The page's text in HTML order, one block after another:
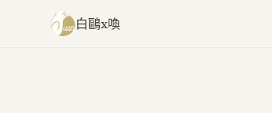
跳至主要內容
白鷗x喚